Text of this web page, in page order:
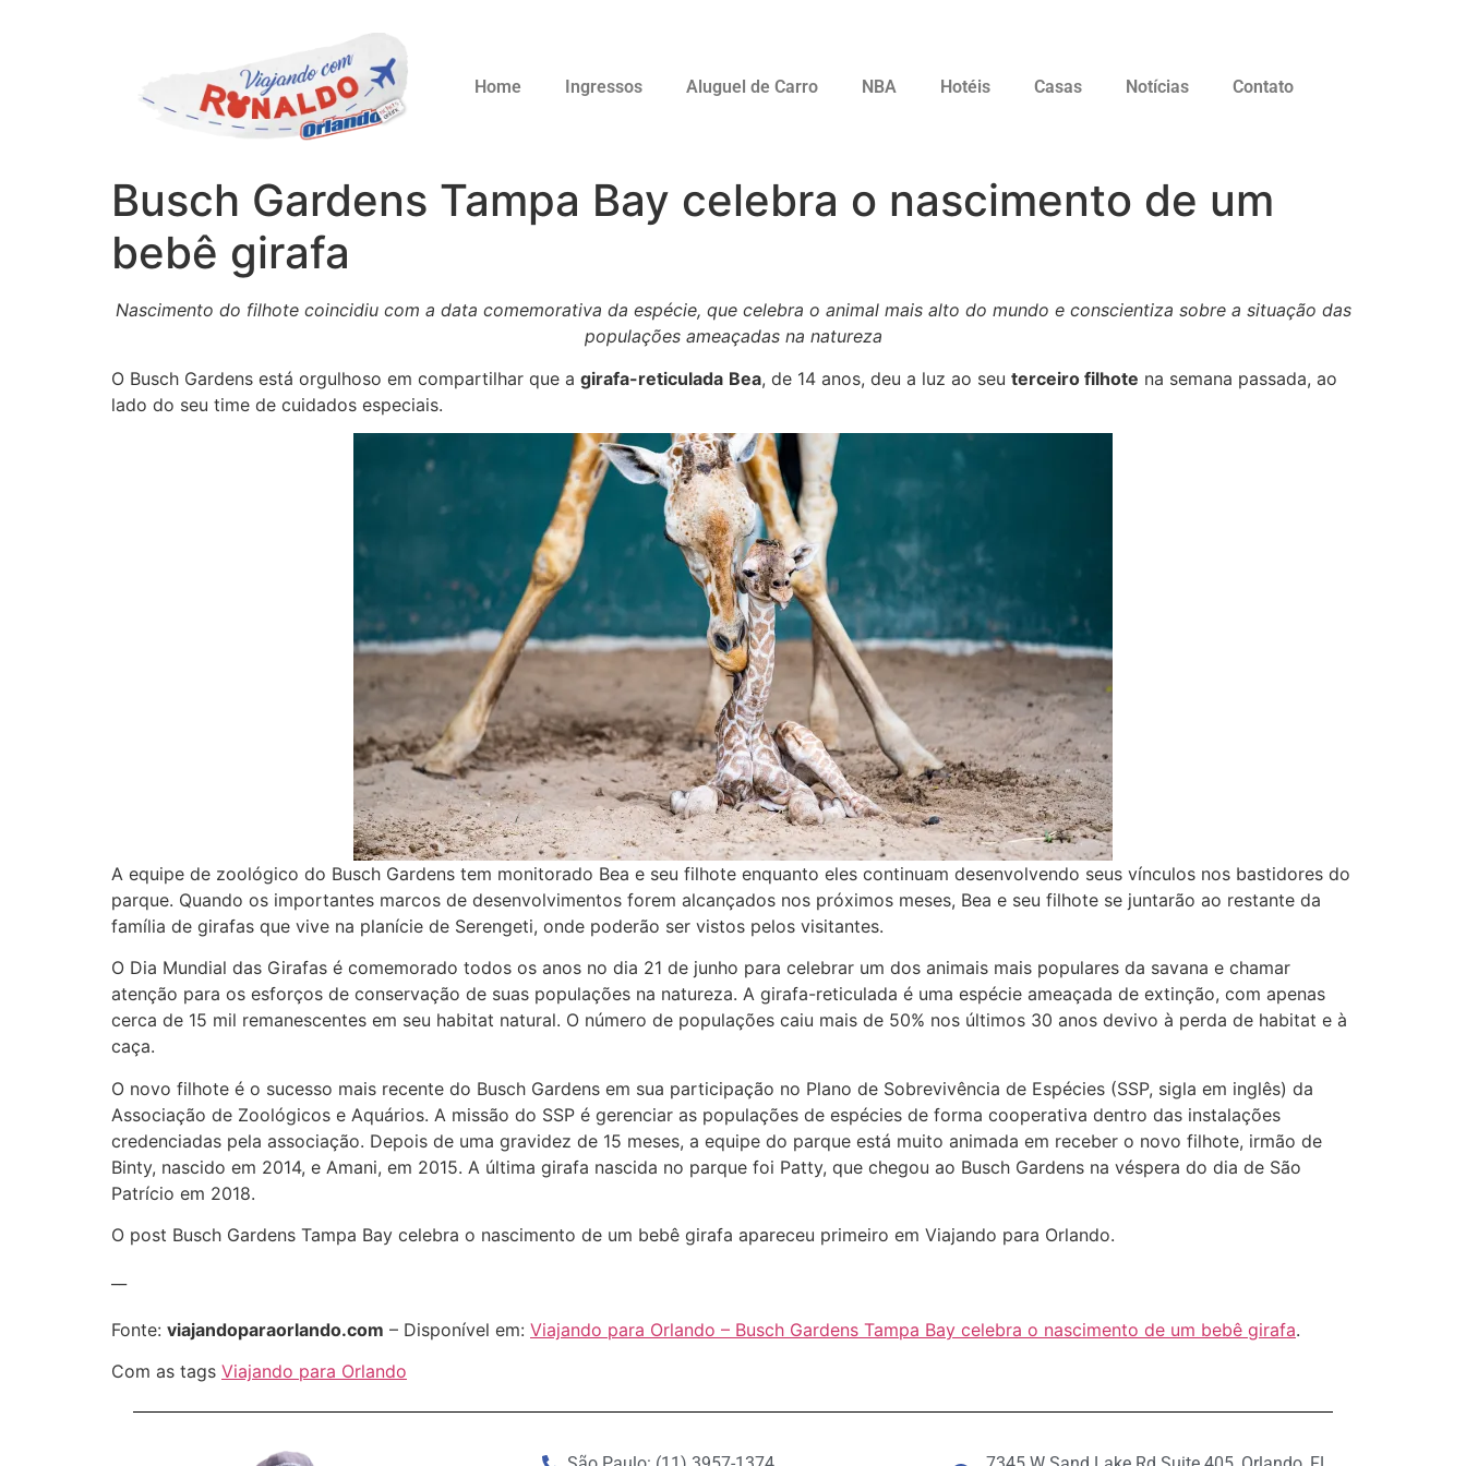
Home Ingressos Aluguel de Carro NBA Hotéis Casas Notícias Contato
Busch Gardens Tampa Bay celebra o nascimento de um
bebê girafa
Nascimento do filhote coincidiu com a data comemorativa da espécie, que celebra o animal mais alto do mundo e conscientiza sobre a situação das
populações ameaçadas na natureza
O Busch Gardens está orgulhoso em compartilhar que a girafa-reticulada Bea, de 14 anos, deu a luz ao seu terceiro filhote na semana passada, ao
lado do seu time de cuidados especiais.
A equipe de zoológico do Busch Gardens tem monitorado Bea e seu filhote enquanto eles continuam desenvolvendo seus vínculos nos bastidores do
parque. Quando os importantes marcos de desenvolvimentos forem alcançados nos próximos meses, Bea e seu filhote se juntarão ao restante da
família de girafas que vive na planície de Serengeti, onde poderão ser vistos pelos visitantes.
O Dia Mundial das Girafas é comemorado todos os anos no dia 21 de junho para celebrar um dos animais mais populares da savana e chamar
atenção para os esforços de conservação de suas populações na natureza. A girafa-reticulada é uma espécie ameaçada de extinção, com apenas
cerca de 15 mil remanescentes em seu habitat natural. O número de populações caiu mais de 50% nos últimos 30 anos devivo à perda de habitat e à
caça.
O novo filhote é o sucesso mais recente do Busch Gardens em sua participação no Plano de Sobrevivência de Espécies (SSP, sigla em inglês) da
Associação de Zoológicos e Aquários. A missão do SSP é gerenciar as populações de espécies de forma cooperativa dentro das instalações
credenciadas pela associação. Depois de uma gravidez de 15 meses, a equipe do parque está muito animada em receber o novo filhote, irmão de
Binty, nascido em 2014, e Amani, em 2015. A última girafa nascida no parque foi Patty, que chegou ao Busch Gardens na véspera do dia de São
Patrício em 2018.
O post Busch Gardens Tampa Bay celebra o nascimento de um bebê girafa apareceu primeiro em Viajando para Orlando.
Fonte: viajandoparaorlando.com – Disponível em: Viajando para Orlando – Busch Gardens Tampa Bay celebra o nascimento de um bebê girafa.
Com as tags Viajando para Orlando